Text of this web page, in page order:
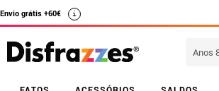
Envio grátis +60€ i